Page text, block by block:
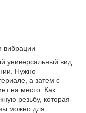
вибрации
универсальный вид
Нужно
а затем с
на место. Как
резьбу, которая
можно для